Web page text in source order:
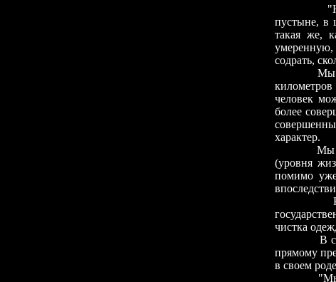
"Нас
пустыне, в
такая же,
содрать,
Мы
человек
более
характер.
Мы
(уровня
помимо
Круг
чистка
В
прямому
в своем
"Мы